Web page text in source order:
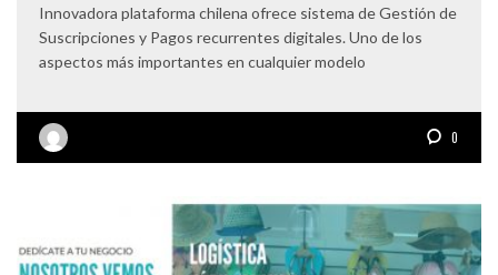
Innovadora plataforma chilena ofrece sistema de Gestión de
Suscripciones y Pagos recurrentes digitales. Uno de los
aspectos más importantes en cualquier modelo
0